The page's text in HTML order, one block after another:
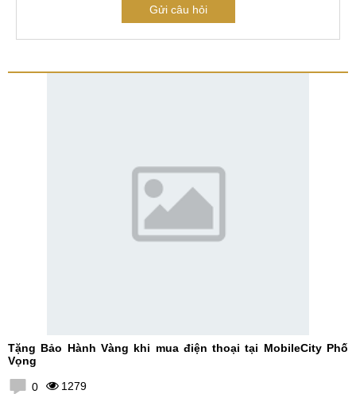
Gửi câu hỏi
Tặng Bảo Hành Vàng khi mua điện thoại tại MobileCity Phố
Vọng
0 1279